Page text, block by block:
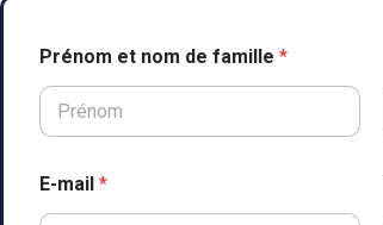
Prénom et nom de famille *
o
m
E-mail *